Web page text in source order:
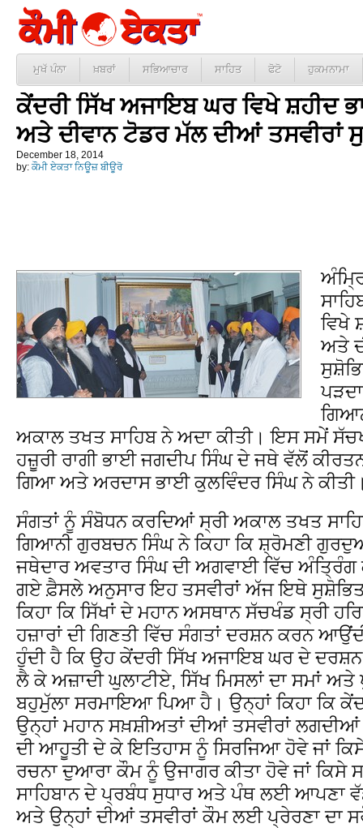
ਮੁਖੱ ਪੰਨਾ ਖ਼ਬਰਾਂ ਸਭਿਆਚਾਰ ਸਾਹਿਤ ਫੋਟੋ ਹੁਕਮਨਾਮਾ
ਕੇਂਦਰੀ ਸਿੱਖ ਅਜਾਇਬ ਘਰ ਵਿਖੇ ਸ਼ਹੀਦ
ਅਤੇ ਦੀਵਾਨ ਟੋਡਰ ਮੱਲ ਦੀਆਂ ਤਸਵੀਰਾਂ
December 18, 2014
by: ਕੌਮੀ ਏਕਤਾ ਨਿਊਜ਼ ਬੀਊਰੋ
ਵਿਖੇ
ਅਤੇ
ਅਕਾਲ ਤਖਤ ਸਾਹਿਬ ਨੇ ਅਦਾ ਕੀਤੀ। ਇਸ ਸਮੇਂ
ਹਜ਼ੂਰੀ ਰਾਗੀ ਭਾਈ ਜਗਦੀਪ ਸਿੰਘ ਦੇ ਜਥੇ ਵੱਲੋਂ
ਗਿਆ ਅਤੇ ਅਰਦਾਸ ਭਾਈ ਕੁਲਵਿੰਦਰ ਸਿੰਘ ਨੇ
ਸੰਗਤਾਂ ਨੂੰ ਸੰਬੋਧਨ ਕਰਦਿਆਂ ਸ੍ਰੀ ਅਕਾਲ ਤਖਤ
ਗਿਆਨੀ ਗੁਰਬਚਨ ਸਿੰਘ ਨੇ ਕਿਹਾ ਕਿ ਸ਼੍ਰੋਮਣੀ
ਜਥੇਦਾਰ ਅਵਤਾਰ ਸਿੰਘ ਦੀ ਅਗਵਾਈ ਵਿੱਚ ਅੰਤ੍ਰਿੰਗ
ਗਏ ਫ਼ੈਸਲੇ ਅਨੁਸਾਰ ਇਹ ਤਸਵੀਰਾਂ ਅੱਜ ਇਥੇ
ਕਿਹਾ ਕਿ ਸਿੱਖਾਂ ਦੇ ਮਹਾਨ ਅਸਥਾਨ ਸੱਚਖੰਡ ਸ੍ਰੀ
ਹਜ਼ਾਰਾਂ ਦੀ ਗਿਣਤੀ ਵਿੱਚ ਸੰਗਤਾਂ ਦਰਸ਼ਨ ਕਰਨ
ਹੁੰਦੀ ਹੈ ਕਿ ਉਹ ਕੇਂਦਰੀ ਸਿੱਖ ਅਜਾਇਬ ਘਰ ਦੇ
ਲੈ ਕੇ ਅਜ਼ਾਦੀ ਘੁਲਾਟੀਏ, ਸਿੱਖ ਮਿਸਲਾਂ ਦਾ ਸਮਾਂ
ਬਹੁਮੁੱਲਾ ਸਰਮਾਇਆ ਪਿਆ ਹੈ। ਉਨ੍ਹਾਂ ਕਿਹਾ ਕਿ
ਉਨ੍ਹਾਂ ਮਹਾਨ ਸਖ਼ਸ਼ੀਅਤਾਂ ਦੀਆਂ ਤਸਵੀਰਾਂ
ਦੀ ਆਹੂਤੀ ਦੇ ਕੇ ਇਤਿਹਾਸ ਨੂੰ ਸਿਰਜਿਆ ਹੋਵੇ ਜਾਂ
ਰਚਨਾ ਦੁਆਰਾ ਕੌਮ ਨੂੰ ਉਜਾਗਰ ਕੀਤਾ ਹੋਵੇ ਜਾਂ
ਸਾਹਿਬਾਨ ਦੇ ਪ੍ਰਬੰਧ ਸੁਧਾਰ ਅਤੇ ਪੰਥ ਲਈ ਆਪਣਾ
ਅਤੇ ਉਨ੍ਹਾਂ ਦੀਆਂ ਤਸਵੀਰਾਂ ਕੌਮ ਲਈ ਪ੍ਰੇਰਣਾ ਦਾ